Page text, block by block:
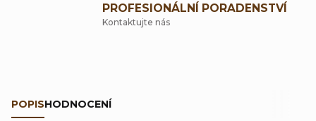
PROFESIONÁLNÍ PORADENSTVÍ
Kontaktujte nás
POPISHODNOCENÍ